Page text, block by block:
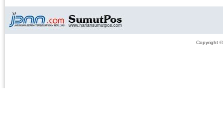
Copyright